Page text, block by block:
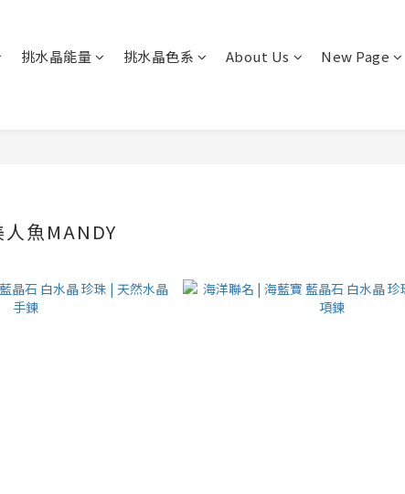
挑水晶能量 挑水晶色系 About Us
New Page
魚MANDY